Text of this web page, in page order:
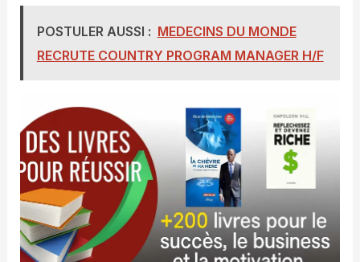
POSTULER AUSSI : MEDECINS DU MONDE
RECRUTE COUNTRY PROGRAM MANAGER H/F